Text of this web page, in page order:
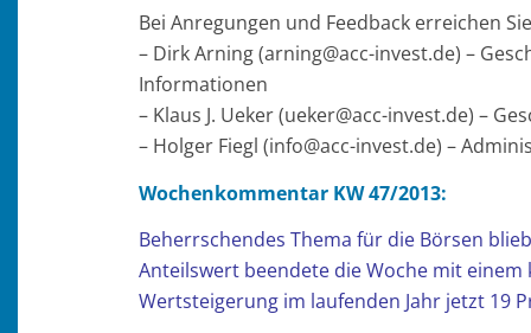
Bei Anregungen und Feedback erreichen
– Dirk Arning (arning@acc-invest.de) –
Informationen
– Klaus J. Ueker (ueker@acc-invest.de) –
– Holger Fiegl (info@acc-invest.de) –
Wochenkommentar KW 47/2013:
Beherrschendes Thema für die Börsen
Anteilswert beendete die Woche mit
Wertsteigerung im laufenden Jahr jetzt 19